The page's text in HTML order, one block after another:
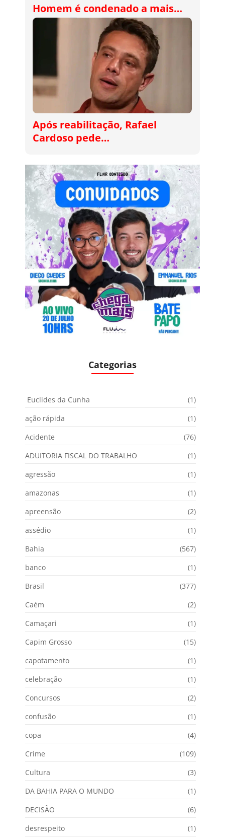
Homem é condenado a mais…
Após reabilitação, Rafael
Cardoso pede…
Categorias
Euclides da Cunha
(1)
ação rápida
(1)
Acidente
(76)
ADUITORIA FISCAL DO TRABALHO
(1)
agressão
(1)
amazonas
(1)
apreensão
(2)
assédio
(1)
Bahia
(567)
banco
(1)
Brasil
(377)
Caém
(2)
Camaçari
(1)
Capim Grosso
(15)
capotamento
(1)
celebração
(1)
Concursos
(2)
confusão
(1)
copa
(4)
Crime
(109)
Cultura
(3)
DA BAHIA PARA O MUNDO
(1)
DECISÃO
(6)
desrespeito
(1)